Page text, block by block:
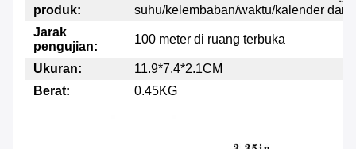
produk:
suhu/kelembaban/waktu/kalender dan
Jarak
pengujian:
100 meter di ruang terbuka
Ukuran:
11.9*7.4*2.1CM
Berat:
0.45KG